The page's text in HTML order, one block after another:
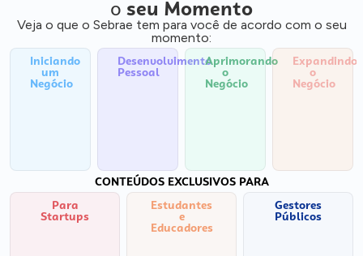
o seu Momento
Veja o que o Sebrae tem para você de acordo com o seu
momento:
Iniciando
um
Negócio
Desenvolvimento
Pessoal
Aprimorando
o
Negócio
Expandindo
o
Negócio
CONTEÚDOS EXCLUSIVOS PARA
Para
Startups
Estudantes
e
Educadores
Gestores
Públicos